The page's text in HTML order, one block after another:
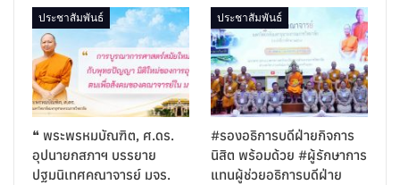
ประชาสัมพันธ์
❝ พระพรหมบัณฑิต, ศ.ดร.
อุปนายกสภาฯ บรรยาย
ปฐมนิเทศคณาจารย์ มจร.
ประชาสัมพันธ์
#รองอธิการบดีฝ่ายกิจการ
นิสิต พร้อมด้วย #ผู้รักษาการ
แทนผู้ช่วยอธิการบดีฝ่าย